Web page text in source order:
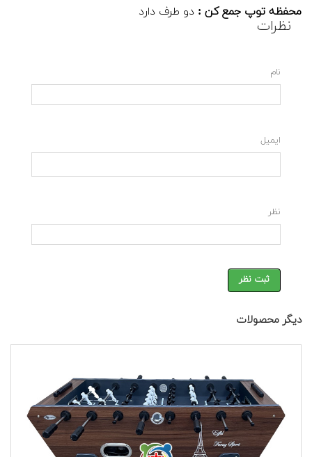
محفظه توپ جمع کن : دو طرف دارد
نظرات
نام
ایمیل
نظر
ثبت نظر
دیگر محصولات